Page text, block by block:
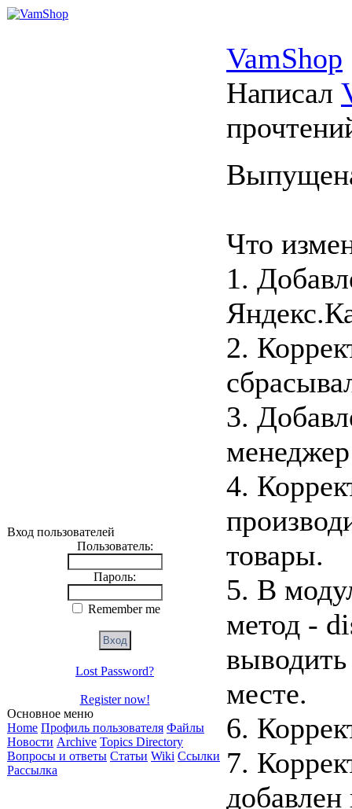
Вход пользователей
Пользователь:
Пароль:
Remember me
Lost Password?
Register now!
Основное меню
Home Профиль пользователя Файлы
Новости Archive Topics Directory
Вопросы и ответы Статьи Wiki Ссылки
Рассылка
VamShop
Написал
Что
1.
2.
3.
4.
товары.
5. В
метод -
месте.
6.
7.